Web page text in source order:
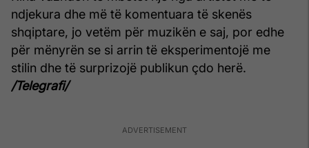
ndjekura dhe më të komentuara të skenës
shqiptare, jo vetëm për muzikën e saj, por edhe
për mënyrën se si arrin të eksperimentojë me
stilin dhe të surprizojë publikun çdo herë.
/Telegrafi/